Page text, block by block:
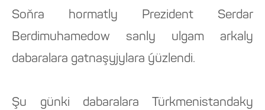
Soňra hormatly Prezident Serdar
Berdimuhamedow sanly ulgam arkaly
dabaralara gatnaşyjylara ýüzlendi.
Şu günki dabaralara Türkmenistandaky